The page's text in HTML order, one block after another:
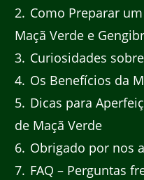
2 Como Preparar
Maçã Verde e
3 Curiosidades
4 Os Benefícios da
5 Dicas para
de Maçã Verde
6 Obrigado por nos
7 FAQ – Perguntas